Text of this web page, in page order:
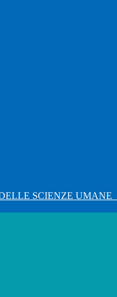
SCIENZE UMANE